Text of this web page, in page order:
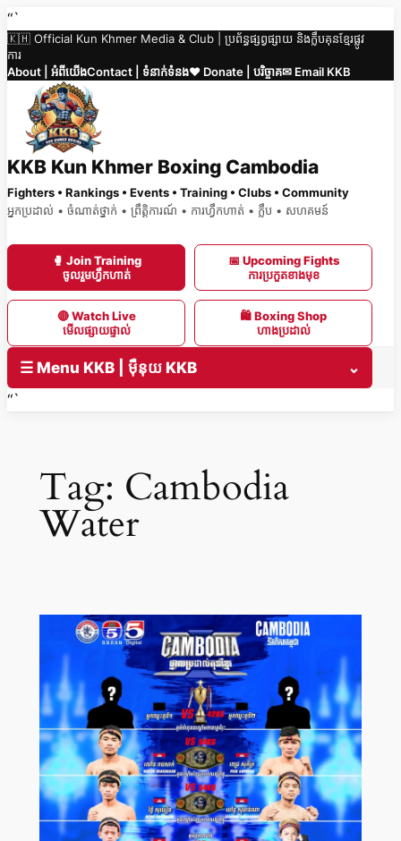
Skip
to
content
“`
🇰🇭 Official Kun Khmer Media & Club | ប្រព័ន្ធផ្សព្វផ្សាយ និងក្លឹបគុនខ្មែរផ្លូវ
ការ
About | អំពីយើងContact | ទំនាក់ទំនង❤️ Donate | បរិច្ចាគ✉ Email KKB
KKB Kun Khmer Boxing Cambodia
Fighters • Rankings • Events • Training • Clubs • Community
អ្នកប្រដាល់ • ចំណាត់ថ្នាក់ • ព្រឹត្តិការណ៍ • ការហ្វឹកហាត់ • ក្លឹប • សហគមន៍
🥊 Join Training
ចូលរួមហ្វឹកហាត់
📅 Upcoming Fights
ការប្រកួតខាងមុខ
🔴 Watch Live
មើលផ្សាយផ្ទាល់
🛍 Boxing Shop
ហាងប្រដាល់
☰ Menu KKB | ម៉ឺនុយ KKB
⌄
“`
Tag: Cambodia
Water